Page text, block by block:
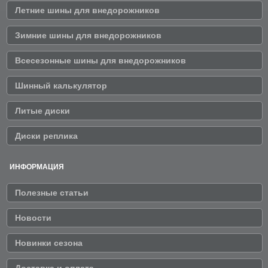
Летние шины для внедорожников
Зимние шины для внедорожников
Всесезонные шины для внедорожников
Шинный калькулятор
Литые диски
Диски реплика
ИНФОРМАЦИЯ
Полезные статьи
Новости
Новинки сезона